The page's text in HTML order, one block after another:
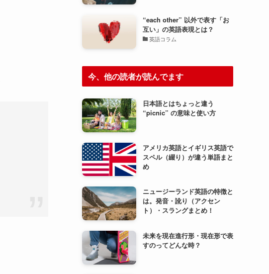
“each other” 以外で表す「お
互い」の英語表現とは？
英語コラム
今、他の読者が読んでます
日本語とはちょっと違う
“picnic” の意味と使い方
アメリカ英語とイギリス英語で
スペル（綴り）が違う単語まと
め
ニュージーランド英語の特徴と
は。発音・訛り（アクセン
ト）・スラングまとめ！
未来を現在進行形・現在形で表
すのってどんな時？